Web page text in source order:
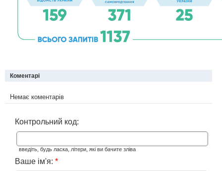
Коментарі
Немає коментарів
Контрольний код:
введіть, будь ласка, літери, які ви бачите зліва
Ваше ім'я: *